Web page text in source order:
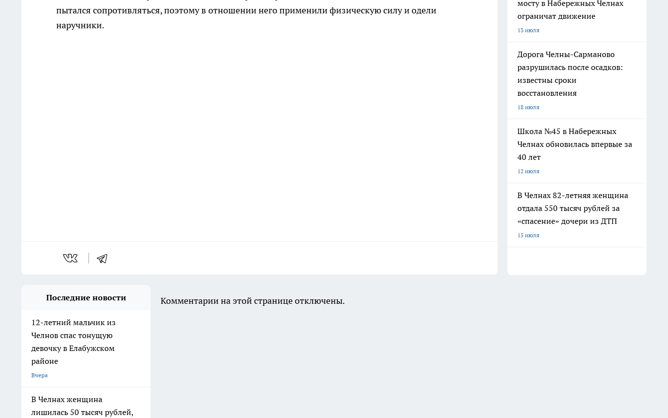
пытался сопротивляться, поэтому в отношении него применили физическую силу и одели
наручники.
мосту в Набережных Челнах
ограничат движение
13 июля
Дорога Челны-Сарманово
разрушилась после осадков:
известны сроки
восстановления
18 июля
Школа №45 в Набережных
Челнах обновилась впервые за
40 лет
12 июля
В Челнах 82-летняя женщина
отдала 550 тысяч рублей за
«спасение» дочери из ДТП
15 июля
Последние новости
12-летний мальчик из
Челнов спас тонущую
девочку в Елабужском
районе
Вчера
В Челнах женщина
лишилась 50 тысяч рублей,
Комментарии на этой странице отключены.